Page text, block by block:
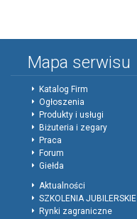
Mapa serwisu
Katalog Firm
Ogłoszenia
Produkty i usługi
Biżuteria i zegary
Praca
Forum
Giełda
Aktualności
SZKOLENIA JUBILERSKIE
Rynki zagraniczne